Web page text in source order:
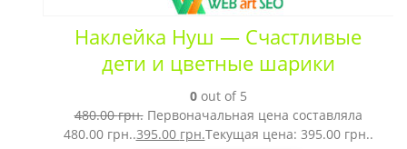
Наклейка Нуш — Счастливые
дети и цветные шарики
0out of 5
480.00грн. Первоначальная цена составляла
480.00 грн..395.00 грн.Текущая цена: 395.00 грн..